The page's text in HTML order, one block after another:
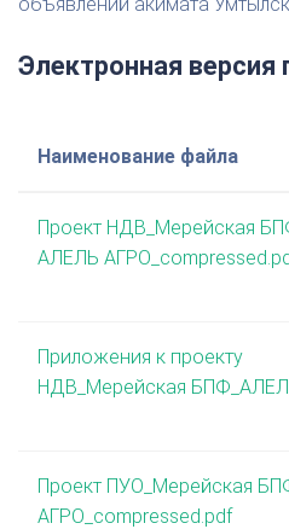
Электронная версия
Наименование файла
Проект НДВ_Мерейская
АЛЕЛЬ
Приложения к проекту
НДВ_Мерейская
Проект ПУО_Мерейская
АГРО_compressed.pdf